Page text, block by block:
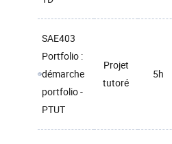
SAE403
Portfolio :
démarche
portfolio -
PTUT
Projet
tutoré
5h